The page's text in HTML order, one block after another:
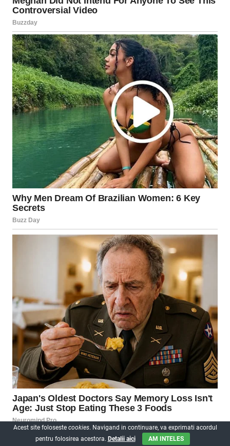
Acest site foloseste cookies. Navigand in continuare, va exprimati acordul
pentru folosirea acestora. Detalii aici AM INTELES